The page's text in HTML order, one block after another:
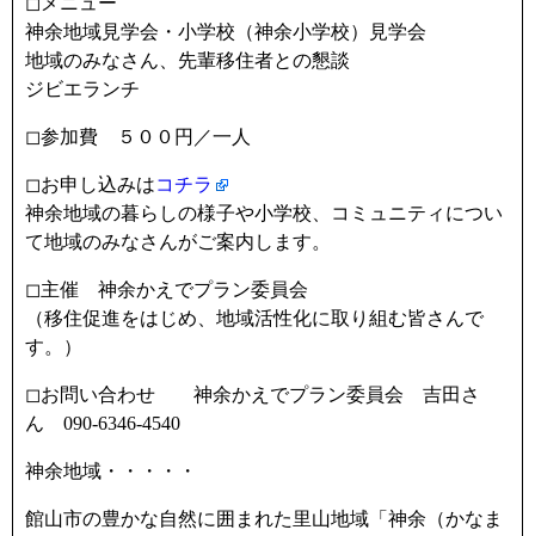
神余地域見学会・小学校（神余小学校）見学会
地域のみなさん、先輩移住者との懇談
ジビエランチ
◻︎参加費 ５００円／一人
◻︎お申し込みはコチラ
神余地域の暮らしの様子や小学校、コミュニティについ
て地域のみなさんがご案内します。
◻︎主催 神余かえでプラン委員会
（移住促進をはじめ、地域活性化に取り組む皆さんで
す。）
◻︎お問い合わせ 神余かえでプラン委員会 吉田さ
ん 090-6346-4540
神余地域・・・・・
館山市の豊かな自然に囲まれた里山地域「神余（かなま